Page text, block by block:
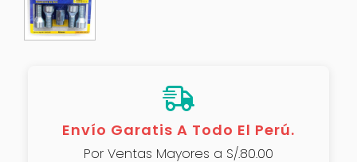
Envío Garatis A Todo El Perú.
Por Ventas Mayores a S/.80.00